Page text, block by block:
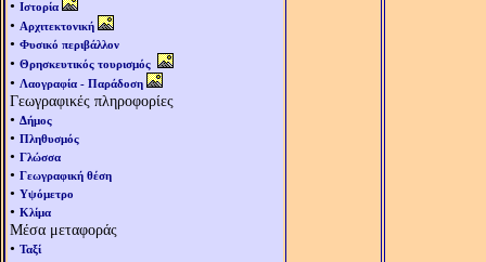
• Ιστορία
• Αρχιτεκτονική
• Φυσικό περιβάλλον
• Θρησκευτικός τουρισμός
• Λαογραφία - Παράδοση
Γεωγραφικές πληροφορίες
• Δήμος
• Πληθυσμός
• Γλώσσα
• Γεωγραφική θέση
• Υψόμετρο
• Κλίμα
Μέσα μεταφοράς
• Ταξί